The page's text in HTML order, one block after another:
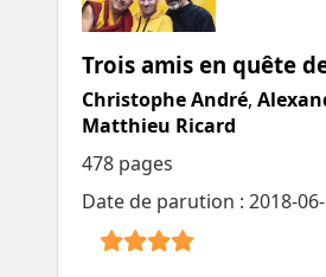
Trois amis en quête
Christophe André,
Matthieu Ricard
478 pages
Date de parution : 2018-